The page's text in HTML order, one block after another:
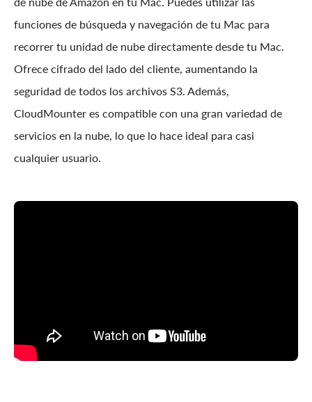
funciones de búsqueda y navegación de tu Mac para
recorrer tu unidad de nube directamente desde tu Mac.
Ofrece cifrado del lado del cliente, aumentando la
seguridad de todos los archivos S3. Además,
CloudMounter es compatible con una gran variedad de
servicios en la nube, lo que lo hace ideal para casi
cualquier usuario.